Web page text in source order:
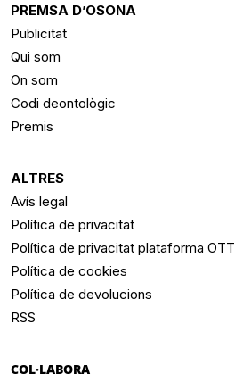
PREMSA D’OSONA
Publicitat
Qui som
On som
Codi deontològic
Premis
ALTRES
Avís legal
Política de privacitat
Política de privacitat plataforma OTT
Política de cookies
Política de devolucions
RSS
COL·LABORA